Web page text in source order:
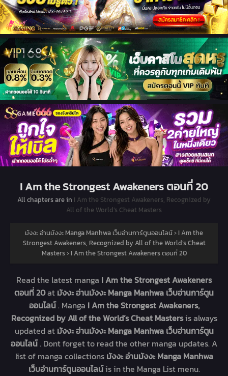
I Am the Strongest Awakeners ตอนที่ 20
All chapters are in I Am the Strongest Awakeners, Recognized by
All of the World’s Cheat Masters
มังงะ อ่านมังงะ Manga Manhwa เว็บอ่านการ์ตูนออนไลน์› I Am the
Strongest Awakeners, Recognized by All of the World’s Cheat
Masters› I Am the Strongest Awakeners ตอนที่ 20
Read the latest manga I Am the Strongest Awakeners
ตอนที่ 20at มังงะ อ่านมังงะ Manga Manhwa เว็บอ่านการ์ตูน
ออนไลน์. Manga I Am the Strongest Awakeners,
Recognized by All of the World’s Cheat Mastersis always
updated at มังงะ อ่านมังงะ Manga Manhwa เว็บอ่านการ์ตูน
ออนไลน์. Dont forget to read the other manga updates. A
list of manga collections มังงะ อ่านมังงะ Manga Manhwa
เว็บอ่านการ์ตูนออนไลน์is in the Manga List menu.